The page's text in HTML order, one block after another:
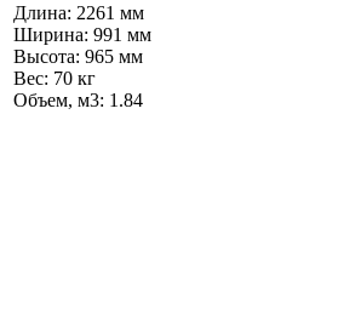
Длина: 2261 мм
Ширина: 991 мм
Высота: 965 мм
Вес: 70 кг
Объем, м3: 1.84